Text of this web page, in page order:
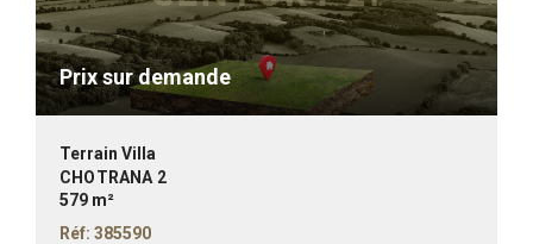
Prix sur demande
Terrain Villa
CHOTRANA 2
579 m²
Réf: 385590